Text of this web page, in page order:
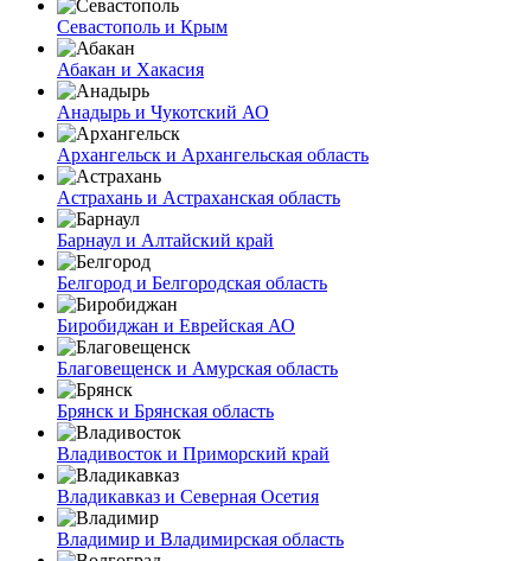
Севастополь и Крым
Абакан и Хакасия
Анадырь и Чукотский АО
Архангельск и Архангельская область
Астрахань и Астраханская область
Барнаул и Алтайский край
Белгород и Белгородская область
Биробиджан и Еврейская АО
Благовещенск и Амурская область
Брянск и Брянская область
Владивосток и Приморский край
Владикавказ и Северная Осетия
Владимир и Владимирская область